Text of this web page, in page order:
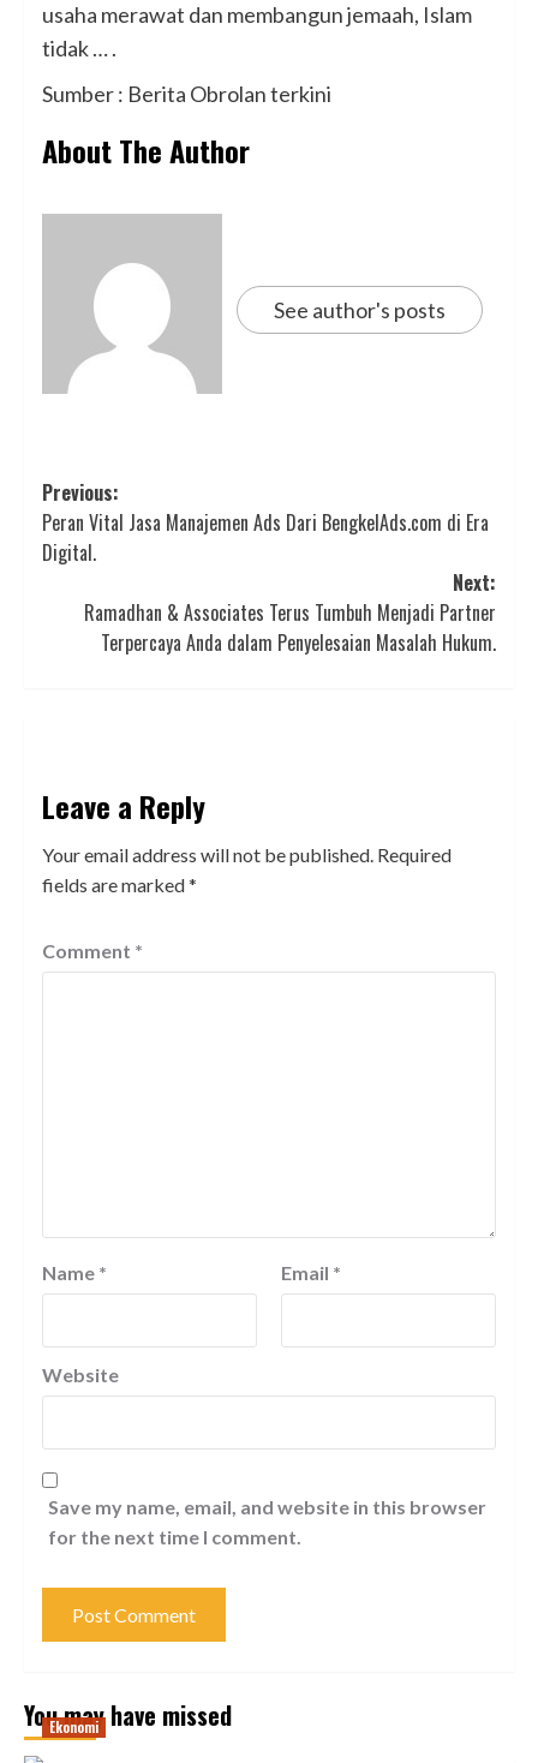
usaha merawat dan membangun jemaah, Islam
tidak … .
Sumber : Berita Obrolan terkini
About The Author
See author's posts
Post
navigation
Previous:
Peran Vital Jasa Manajemen Ads Dari BengkelAds.com di Era
Digital.
Next:
Ramadhan & Associates Terus Tumbuh Menjadi Partner
Terpercaya Anda dalam Penyelesaian Masalah Hukum.
Leave a Reply
Your email address will not be published. Required
fields are marked*
Comment *
Name * Email *
Website
Save my name, email, and website in this browser
for the next time I comment.
You may have missed
Ekonomi